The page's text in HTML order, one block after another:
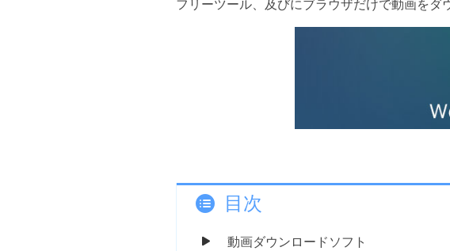
フリーツール、及びにブラウザだけで動画をダ
目次
動画ダウンロードソフト